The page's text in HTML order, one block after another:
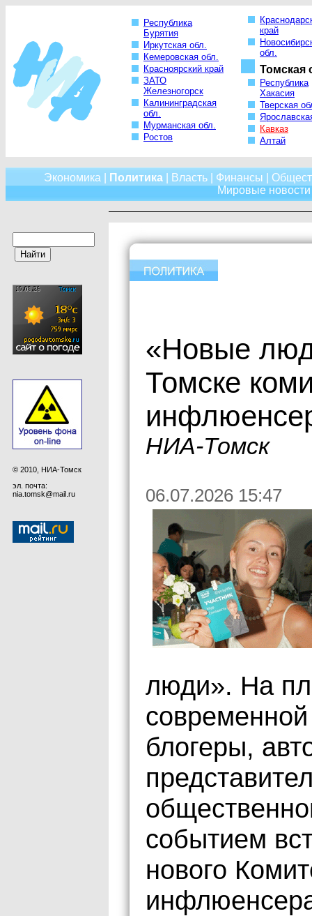
Республика
Бурятия
Иркутская обл.
Кемеровская обл.
Красноярский край
ЗАТО
Железногорск
Калининградская
обл.
Мурманская обл.
Ростов
край
обл.
Томская
Республика
Хакасия
Тверская
Кавказ
Алтай
Экономика Политика| Власть| Финансы
Мировые новости
© 2010, НИА-Томск
эл. почта:
nia.tomsk@mail.ru
«Новые
Томске
НИА-Томск
06.07.2026 15:47
люди». На
блогеры,
событием
нового